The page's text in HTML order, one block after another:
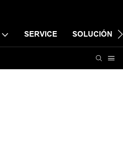
SERVICE SOLUCIÓN